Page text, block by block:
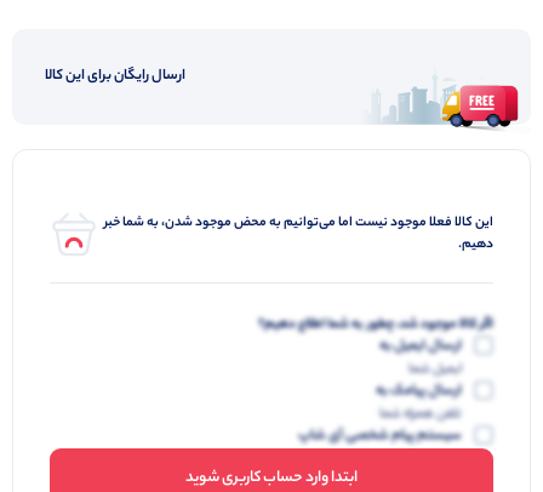
ارسال رایگان برای این کالا
این کالا فعلا موجود نیست اما می‌توانیم به محض موجود شدن، به شما خبر
دهیم.
اگر کالا موجود شد، چطور به شما اطلاع دهیم؟
ارسال ایمیل به
ایمیل شما
ارسال پیامک به
تلفن همراه شما
سیستم پیام شخصی آی شاپ
ابتدا وارد حساب کاربری شوید